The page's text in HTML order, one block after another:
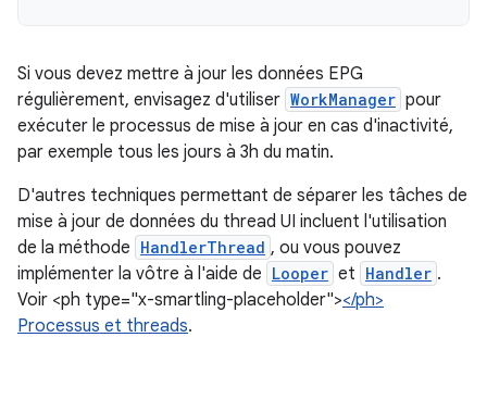
Si vous devez mettre à jour les données EPG
régulièrement, envisagez d'utiliser WorkManager pour
exécuter le processus de mise à jour en cas d'inactivité,
par exemple tous les jours à 3h du matin.
D'autres techniques permettant de séparer les tâches de
mise à jour de données du thread UI incluent l'utilisation
de la méthode HandlerThread , ou vous pouvez
implémenter la vôtre à l'aide de Looper et Handler .
Voir <ph type="x-smartling-placeholder"></ph>
Processus et threads.